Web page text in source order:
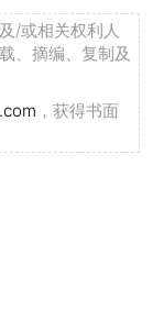
/或相关权利人
、摘编、复制及
，获得书面